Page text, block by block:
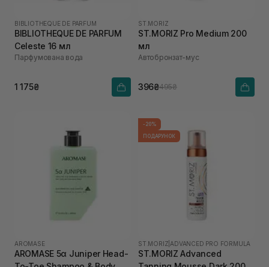
BIBLIOTHEQUE DE PARFUM
BIBLIOTHEQUE DE PARFUM
Celeste 16 мл
Парфумована вода
1 175₴
ST.MORIZ
ST.MORIZ Pro Medium 200
мл
Автобронзат-мус
396₴495₴
AROMASE
AROMASE 5α Juniper Head-
-20%
ПОДАРУНОК
ST.MORIZ ADVANCED PRO FORMULA
ST.MORIZ Advanced